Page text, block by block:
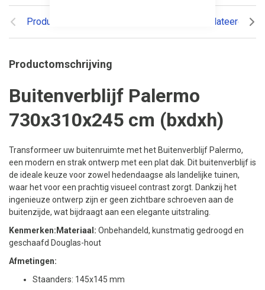
Productomschrijving Gerelateerde
Productomschrijving
Buitenverblijf Palermo
730x310x245 cm (bxdxh)
Transformeer uw buitenruimte met het Buitenverblijf Palermo,
een modern en strak ontwerp met een plat dak. Dit buitenverblijf is
de ideale keuze voor zowel hedendaagse als landelijke tuinen,
waar het voor een prachtig visueel contrast zorgt. Dankzij het
ingenieuze ontwerp zijn er geen zichtbare schroeven aan de
buitenzijde, wat bijdraagt aan een elegante uitstraling.
Kenmerken: Materiaal: Onbehandeld, kunstmatig gedroogd en
geschaafd Douglas-hout
Afmetingen:
Staanders: 145x145 mm